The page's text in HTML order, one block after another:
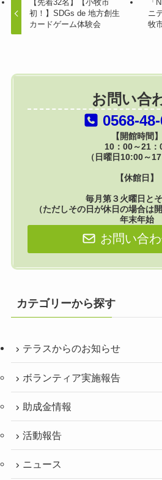
【先着32名】【小牧市
初！】SDGs de 地方創生
カードゲーム体験会
「
ニ
牧
お問い合
0568-
【開館時間】
10：00～21：
（日曜日10:00～17
【休館日】
毎月第３火曜日と
（ただしその日が休日の場合は
年末年始
お問い合
カテゴリーから探す
テラスからのお知らせ
ボランティア実施報告
助成金情報
活動報告
ニュース